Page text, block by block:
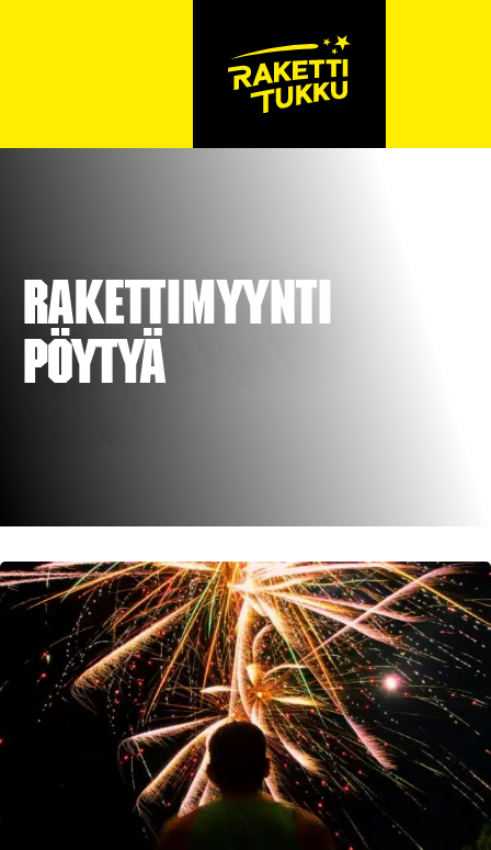
Rakettimyynti
Pöytyä